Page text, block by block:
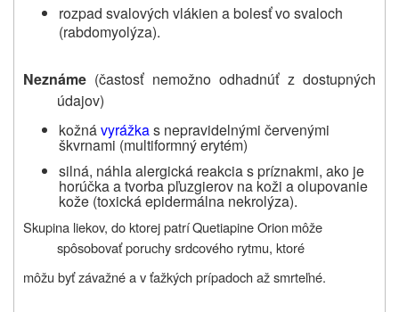
rozpad svalových vlákien a bolesť vo svaloch
(rabdomyolýza).
Neznáme (častosť nemožno odhadnúť z dostupných
údajov)
kožnávyrážkas nepravidelnými červenými
škvrnami (multiformný erytém)
silná, náhla alergická reakcia s príznakmi, ako je
horúčka a tvorba pľuzgierov na koži a olupovanie
kože (toxická epidermálna nekrolýza).
Skupina liekov, do ktorej patríQuetiapine Orionmôže
spôsobovať poruchy srdcového rytmu, ktoré
môžu byť závažné a v ťažkých prípadoch až smrteľné.